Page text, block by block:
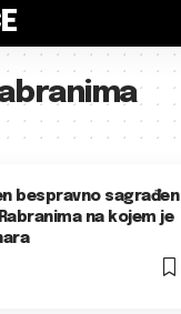
bespravno sagrađen
na kojem je